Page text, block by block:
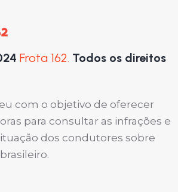
Frota 162. Todos os direitos
com o objetivo de oferecer
para consultar as infrações e
dos condutores sobre